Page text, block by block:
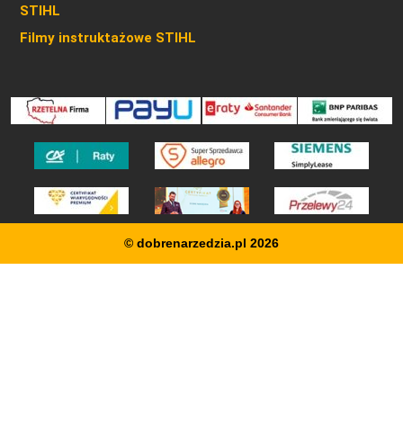
STIHL
Filmy instruktażowe STIHL
© dobrenarzedzia.pl 2026